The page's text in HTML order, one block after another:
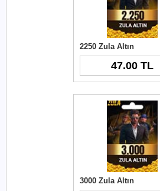
2250 Zula Altın
47.00 TL
3000 Zula Altın